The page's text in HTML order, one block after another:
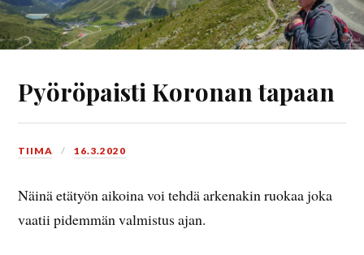
Pyöröpaisti Koronan tapaan
TIIMA 16.3.2020
Näinä etätyön aikoina voi tehdä arkenakin ruokaa joka
vaatii pidemmän valmistus ajan.